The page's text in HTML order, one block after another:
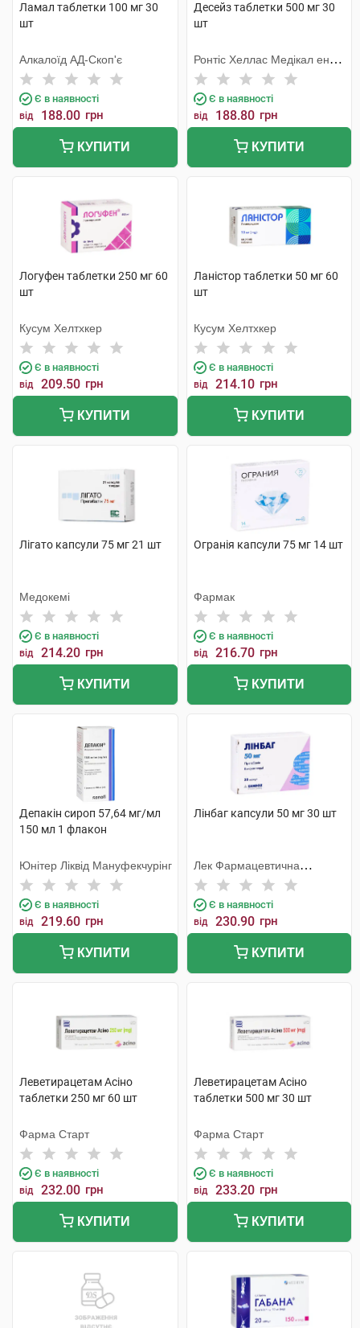
Ламал таблетки 100 мг 30
шт
Алкалоїд АД-Скоп'є
Є в наявності
від 188.00 грн
КУПИТИ
Десейз таблетки 500 мг 30
шт
Ронтіс Хеллас Медікал енд
Фармасьютікал Продактс
С.А.
Є в наявності
від 188.80 грн
КУПИТИ
Логуфен таблетки 250 мг 60
шт
Кусум Хелтхкер
Є в наявності
від 209.50 грн
КУПИТИ
Ланістор таблетки 50 мг 60
шт
Кусум Хелтхкер
Є в наявності
від 214.10 грн
КУПИТИ
Лігато капсули 75 мг 21 шт
Медокемі
Є в наявності
від 214.20 грн
КУПИТИ
Огранія капсули 75 мг 14 шт
Фармак
Є в наявності
від 216.70 грн
КУПИТИ
Депакін сироп 57,64 мг/мл
150 мл 1 флакон
Юнітер Ліквід Мануфекчурінг
Є в наявності
від 219.60 грн
КУПИТИ
Лінбаг капсули 50 мг 30 шт
Лек Фармацевтична
компанія
Є в наявності
від 230.90 грн
КУПИТИ
Леветирацетам Асіно
таблетки 250 мг 60 шт
Фарма Старт
Є в наявності
від 232.00 грн
КУПИТИ
Леветирацетам Асіно
таблетки 500 мг 30 шт
Фарма Старт
Є в наявності
від 233.20 грн
КУПИТИ